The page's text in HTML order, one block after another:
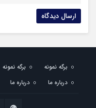
برگه نمونه برگه نمونه
درباره ما
درباره ما